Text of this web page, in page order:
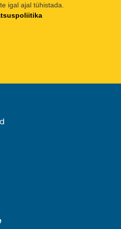
igal ajal tühistada.